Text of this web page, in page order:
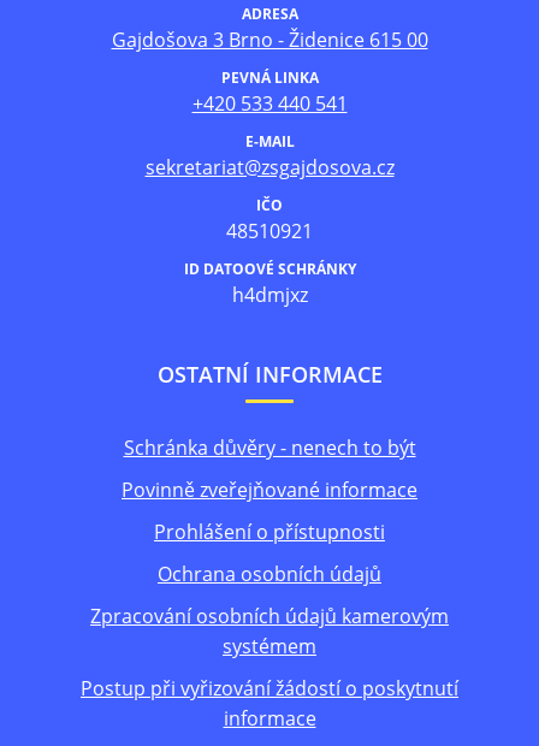
ADRESA
Gajdošova 3 Brno - Židenice 615 00
PEVNÁ LINKA
+420 533 440 541
E-MAIL
sekretariat@zsgajdosova.cz
IČO
48510921
ID DATOOVÉ SCHRÁNKY
h4dmjxz
OSTATNÍ INFORMACE
Schránka důvěry - nenech to být
Povinně zveřejňované informace
Prohlášení o přístupnosti
Ochrana osobních údajů
Zpracování osobních údajů kamerovým
systémem
Postup při vyřizování žádostí o poskytnutí
informace